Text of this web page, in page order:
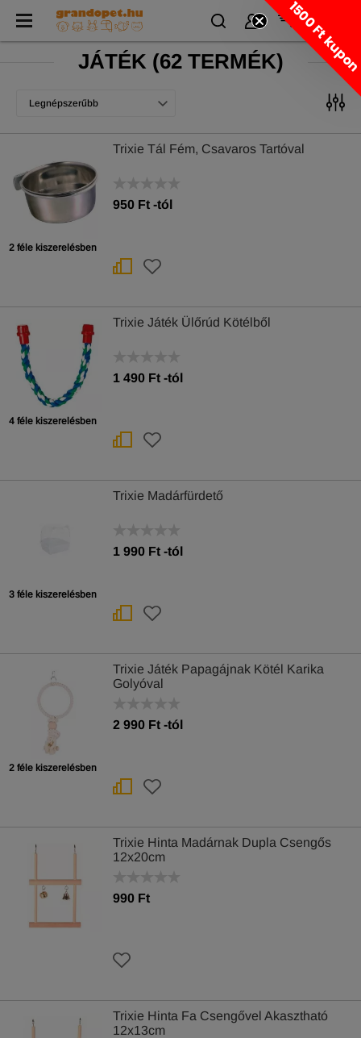
JÁTÉK (62 TERMÉK)
Legnépszerűbb
2 féle kiszerelésben
Trixie Tál Fém, Csavaros Tartóval
950 Ft -tól
4 féle kiszerelésben
Trixie Játék Ülőrúd Kötélből
1 490 Ft -tól
3 féle kiszerelésben
Trixie Madárfürdető
1 990 Ft -tól
2 féle kiszerelésben
Trixie Játék Papagájnak Kötél Karika
Golyóval
2 990 Ft -tól
Trixie Hinta Madárnak Dupla Csengős
12x20cm
990 Ft
Trixie Hinta Fa Csengővel Akasztható
12x13cm
1500 Ft